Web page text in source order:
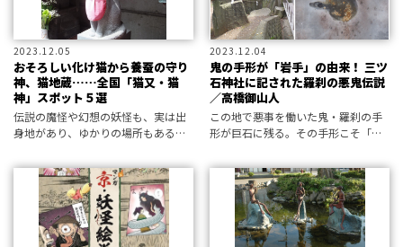
2023.12.05
おそろしい化け猫から養蚕の守り
神、猫地蔵……全国「猫又・猫
神」スポット５選
伝説の魔怪や幻想の妖怪も、実は出
身地があり、ゆかりの場所もある。
選紹介！
2023.12.04
鬼の手形が「岩手」の由来！ 三ツ
石神社に記された羅刹の悪鬼伝説
／高橋御山人
この地で悪事を働いた鬼・羅刹の手
形が巨石に残る。その手形こそ「岩